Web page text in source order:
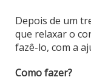
Depois de um
que relaxar o
fazê-lo, com a
Como fazer?